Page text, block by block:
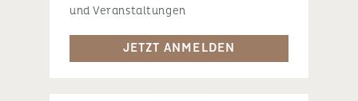
und Veranstaltungen
JETZT ANMELDEN